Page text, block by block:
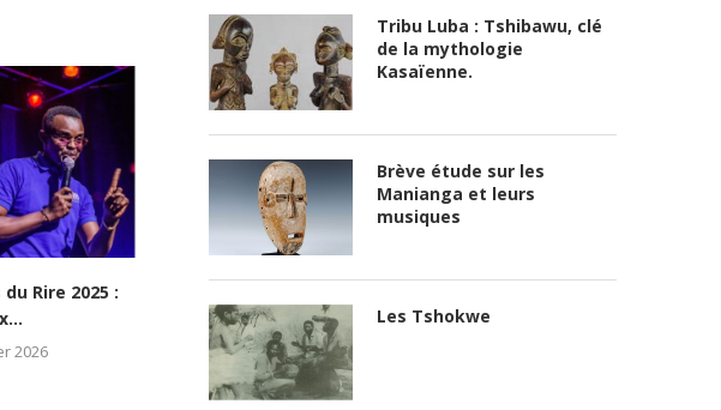
Spectacle « Survivants » : le
Gomatracien Merveilles...
11 décembre 2025
l’humour s’investit...
Tribu Luba : Tshibawu, clé
de la mythologie
Kasaïenne.
Brève étude sur les
Manianga et leurs
musiques
Les Tshokwe